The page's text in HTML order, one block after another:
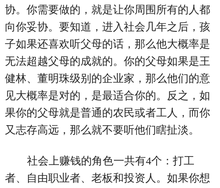
协。你需要做的，就是让你周围所有的人都
向你妥协。要知道，进入社会几年之后，孩
子如果还喜欢听父母的话，那么他大概率是
无法超越父母的成就的。你的父母如果是王
健林、董明珠级别的企业家，那么他们的意
见大概率是对的，是最适合你的。反之，如
果你的父母就是普通的农民或者工人，而你
又志存高远，那么就不要听他们瞎扯淡。
社会上赚钱的角色一共有4个：打工
者、自由职业者、老板和投资人。如果你想